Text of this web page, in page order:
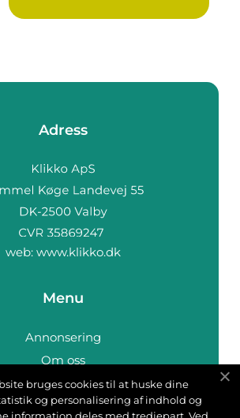
Adress
web: www.klikko.dk
Menu
Annonsering
Om oss
Cookies
Kontakta oss
bruges cookies til at huske dine
og personalisering af indhold og